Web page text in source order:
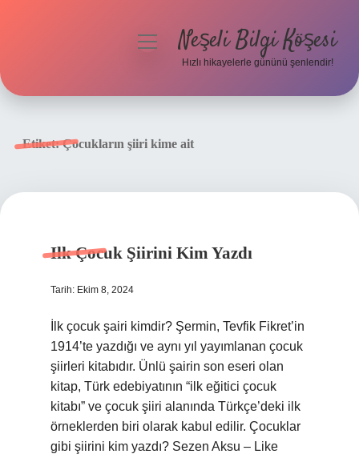
menüyüNeşeli Bilgi Köşesi
Hızlı hikayelerle gününü şenlendir!
Etiket:Çocukların şiiri kime ait
Ilk Çocuk Şiirini Kim Yazdı
Tarih: Ekim 8, 2024
İlk çocuk şairi kimdir? Şermin, Tevfik Fikret’in
1914’te yazdığı ve aynı yıl yayımlanan çocuk
şiirleri kitabıdır. Ünlü şairin son eseri olan
kitap, Türk edebiyatının “ilk eğitici çocuk
kitabı” ve çocuk şiiri alanında Türkçe’deki ilk
örneklerden biri olarak kabul edilir. Çocuklar
gibi şiirini kim yazdı? Sezen Aksu – Like